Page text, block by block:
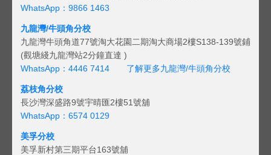
WhatsApp：9866 1463
九龍灣/牛頭角分校
九龍灣牛頭角道77號淘大花園二期淘大商場2樓S138-139號鋪
(觀塘綫九龍灣站2分鐘直達 )
WhatsApp：4446 7414
了解更多九龍灣/牛頭角分校
荔枝角分校
長沙灣深盛路9號宇晴匯2樓51號舖
WhatsApp：6574 0129
美孚分校
美孚新村第三期平台163號舖